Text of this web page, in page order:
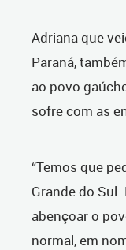
Adriana que
Paraná,
ao povo
sofre com as
“Temos que
Grande do
abençoar o
normal, em